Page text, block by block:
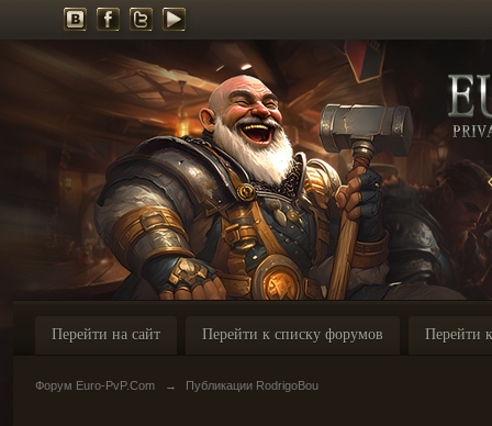
Перейти на сайт Перейти к списку форумов Перейти
Форум Euro-PvP.Com → Публикации RodrigoBou